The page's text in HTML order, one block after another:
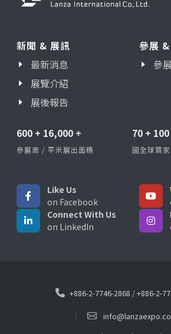
新聞 & 展訊
最新消息
展覽介紹
展後報告
參展
參
600 + 16,000 +
參展商 / 平米展出面積
70 + 100
國全球買
Like Us
on Facebook
Connect With Us
on LinkedIn
+886-2-7746-2868 /+886-2-